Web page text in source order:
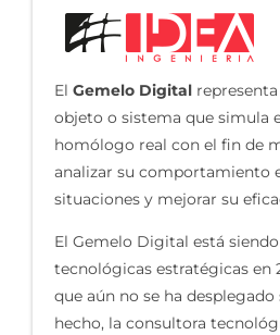
El Gemelo Digital
objeto o sistema que simula
homólogo real con el fin de
analizar su comportamiento
situaciones y mejorar su
El Gemelo Digital está
tecnológicas estratégicas en
que aún no se ha
hecho, la consultora